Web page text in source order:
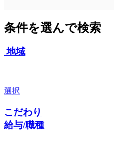
条件を選んで検索
地域
選択
こだわり
給与/職種